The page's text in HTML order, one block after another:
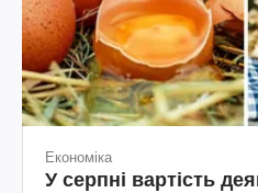
Економіка
У серпні вартість